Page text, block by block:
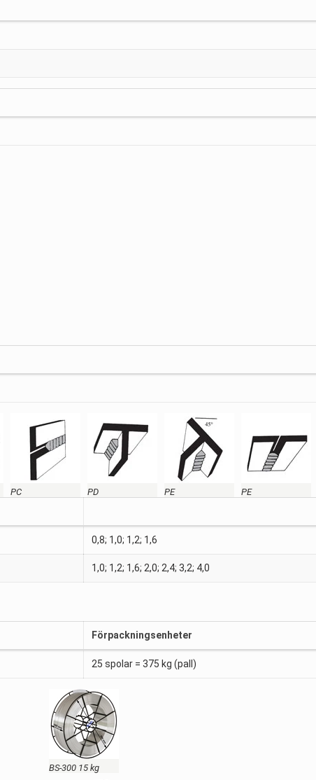
PC PD PE PE
0,8; 1,0; 1,2; 1,6
1,0; 1,2; 1,6; 2,0; 2,4; 3,2; 4,0
Förpackningsenheter
25 spolar = 375 kg (pall)
BS-300 15 kg